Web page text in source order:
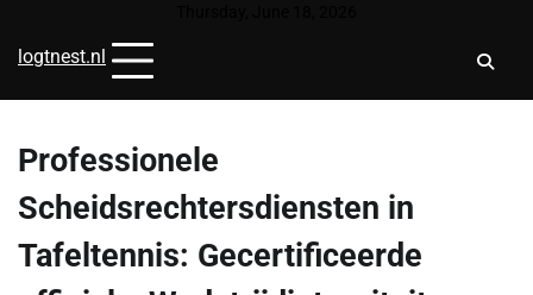
content
logtnest.nl
Professionele
Scheidsrechtersdiensten in
Tafeltennis: Gecertificeerde